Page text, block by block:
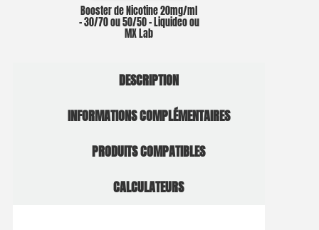
Booster de Nicotine 20mg/ml
– 30/70 ou 50/50 – Liquideo ou
MX Lab
DESCRIPTION
INFORMATIONS COMPLÉMENTAIRES
PRODUITS COMPATIBLES
CALCULATEURS